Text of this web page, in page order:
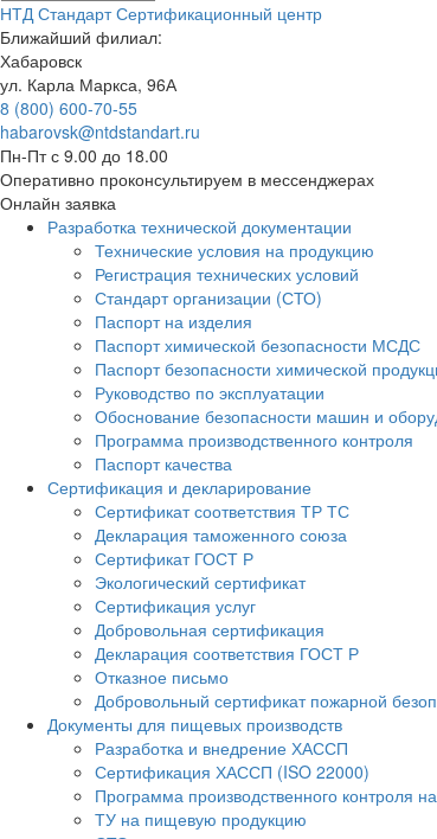
НТД СтандартСертификационный центр
Ближайший филиал:
Хабаровск
ул. Карла Маркса, 96А
8 (800) 600-70-55
habarovsk@ntdstandart.ru
Пн-Пт с 9.00 до 18.00
Оперативно проконсультируем в мессенджерах
Онлайн заявка
Разработка технической документации
Технические условия на продукцию
Регистрация технических условий
Стандарт организации (СТО)
Паспорт на изделия
Паспорт химической безопасности МСДС
Паспорт безопасности химической
Руководство по эксплуатации
Обоснование безопасности машин и
Программа производственного контроля
Паспорт качества
Сертификация и декларирование
Сертификат соответствия ТР ТС
Декларация таможенного союза
Сертификат ГОСТ Р
Экологический сертификат
Сертификация услуг
Добровольная сертификация
Декларация соответствия ГОСТ Р
Отказное письмо
Добровольный сертификат пожарной
Документы для пищевых производств
Разработка и внедрение ХАССП
Сертификация ХАССП (ISO 22000)
Программа производственного контроля
ТУ на пищевую продукцию